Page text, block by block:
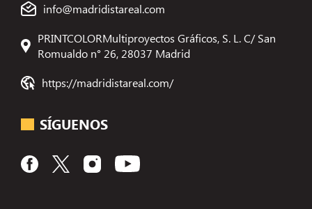
info@madridistareal.com
PRINTCOLORMultiproyectos Gráficos, S. L. C/ San
Romualdo n° 26, 28037 Madrid
https://madridistareal.com/
SÍGUENOS